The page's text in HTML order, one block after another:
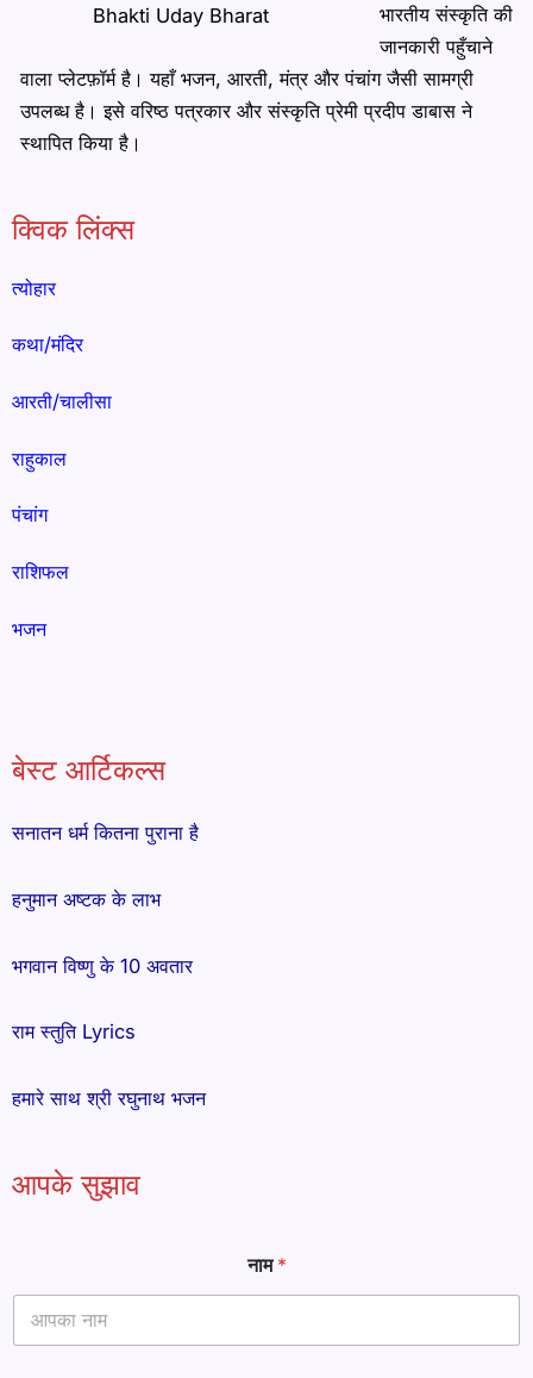
Bhakti Uday Bharat
भारतीय संस्कृति की
जानकारी पहुँचाने
वाला प्लेटफ़ॉर्म है। यहाँ भजन, आरती, मंत्र और पंचांग जैसी सामग्री
उपलब्ध है। इसे वरिष्ठ पत्रकार और संस्कृति प्रेमी प्रदीप डाबास ने
स्थापित किया है।
क्विक लिंक्स
त्योहार
कथा/मंदिर
आरती/चालीसा
राहुकाल
पंचांग
राशिफल
भजन
बेस्ट आर्टिकल्स
सनातन धर्म कितना पुराना है
हनुमान अष्टक के लाभ
भगवान विष्णु के 10 अवतार
राम स्तुति Lyrics
हमारे साथ श्री रघुनाथ भजन
आपके सुझाव
ई
डी
नाम*